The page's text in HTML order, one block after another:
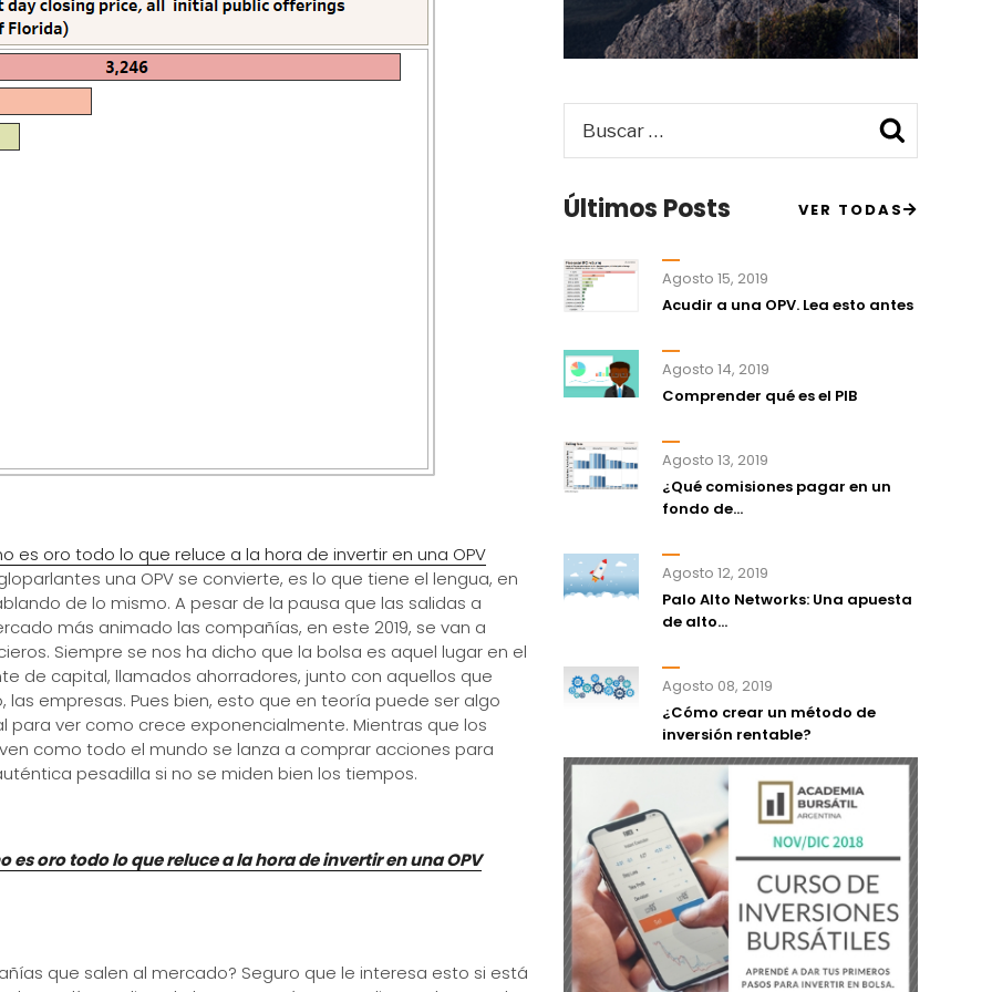
es oro todo lo que reluce a la hora de invertir en una OPV
una OPV se convierte, es lo que tiene el lengua, en
de lo mismo. A pesar de la pausa que las salidas a
más animado las compañías, en este 2019, se van a
Siempre se nos ha dicho que la bolsa es aquel lugar en el
de capital, llamados ahorradores, junto con aquellos que
empresas. Pues bien, esto que en teoría puede ser algo
ver como crece exponencialmente. Mientras que los
como todo el mundo se lanza a comprar acciones para
pesadilla si no se miden bien los tiempos.
es oro todo lo que reluce a la hora de invertir en una OPV
que salen al mercado? Seguro que le interesa esto si está
por:
Últimos Posts VER TODAS
Agosto 15, 2019
Acudir a una OPV. Lea esto antes
Agosto 14, 2019
Comprender qué es el PIB
Agosto 13, 2019
¿Qué comisiones pagar en un
fondo de...
Agosto 12, 2019
Palo Alto Networks: Una apuesta
de alto...
Agosto 08, 2019
¿Cómo crear un método de
inversión rentable?